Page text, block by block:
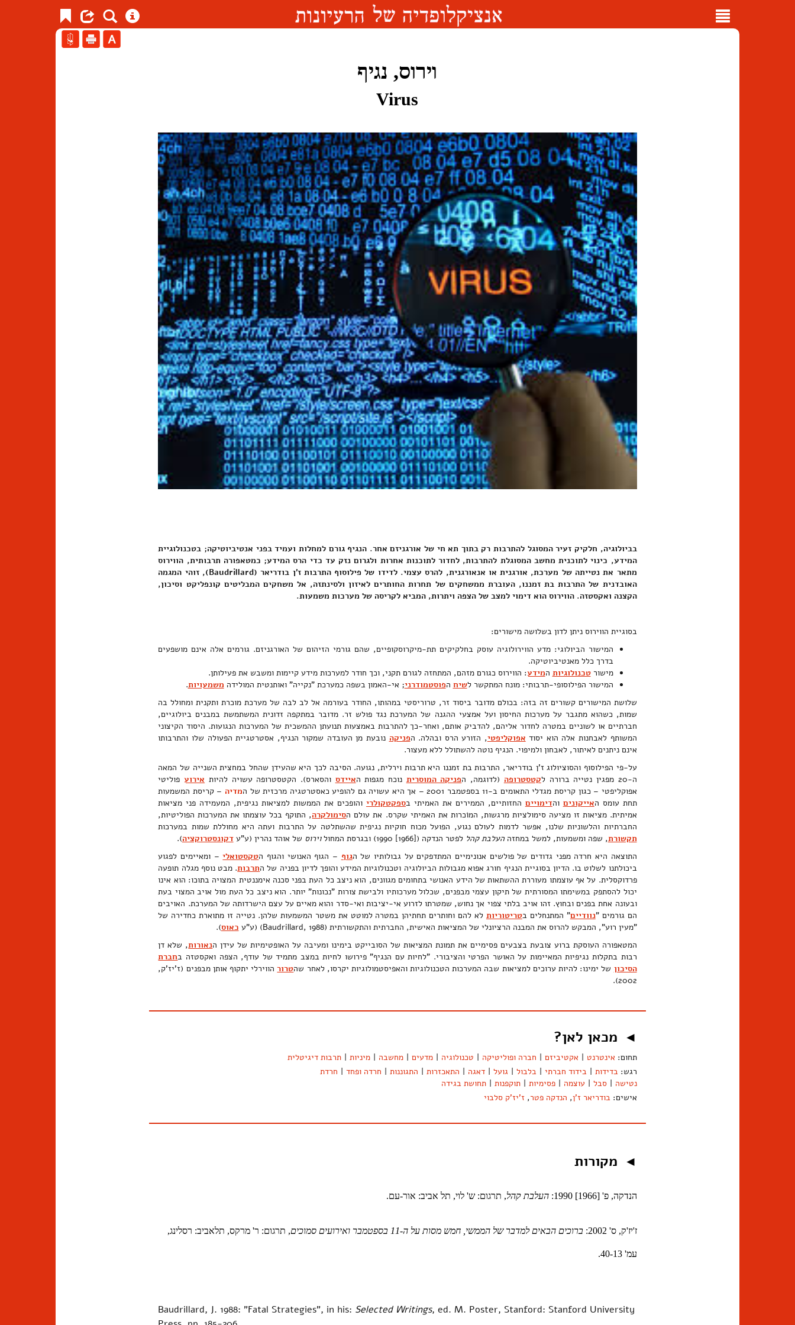
Toggle
וירוס, נגיף
Virus
בביולוגיה, חלקיק זעיר המסוגל להתרבות רק בתוך תא חי של אורגניזם אחר. הנגיף גורם למחלות ועמיד בפני אנטיביוטיקה; בטכנולוגיית
המידע, כינוי לתוכנית מחשב המסוגלת להתרבות, לחדור לתוכנות אחרות ולגרום נזק עד כדי הרס המידע; כמטאפורה תרבותית, הווירוס
מתאר את נטייתה של מערכת, אורגנית או אנאורגנית, להרס עצמי. לדידו של פילוסוף התרבות ז'ן בודריאר (Baudrillard), זוהי המגמה
האובדנית של התרבות בת זמננו, העוברת ממשחקים של תחרות החותרים לאיזון ולסינתזה, אל משחקים המבליטים קונפליקט וסיכון,
הקצנה ואקסטזה. הווירוס הוא דימוי למצב של הצפה ויתרות, המביא לקריסה של מערכות משמעות.
בסוגיית הווירוס ניתן לדון בשלושה מישורים:
המישור הביולוגי: מדע הווירולוגיה עוסק בחלקיקים תת-מיקרוסקופיים, שהם גורמי הזיהום של האורגניזם. גורמים אלה אינם מושפעים
בדרך כלל מאנטיביוטיקה.
מישורטכנולוגיות המידע: הווירוס כגורם מזהם, המתחזה לגורם תקני, וכך חודר למערכות מידע קיימות ומשבש את פעילותן.
המישור הפילוסופי-תרבותי: מונח המתקשר לשיח הפוסטמודרני; אי-האמון בשפה כמערכת "נקייה" ואותנטית המולידה משמעויות.
שלושת המישורים קשורים זה בזה: בכולם מדובר ביסוד זר, טרוריסטי במהותו, החודר בעורמה אל לב לבה של מערכת מוכרת ותקנית ומחולל בה
שמות, כשהוא מתגבר על מערכות החיסון ועל אמצעי ההגנה של המערכת נגד פולש זר. מדובר במתקפה זדונית המשתמשת במבנים ביולוגיים,
חברתיים או לשוניים במטרה לחדור אליהם, להדביק אותם, ואחר-כך להתרבות באמצעות תנועתן ההמשכית של המערכות הנגועות. היסוד הקיצוני
המשותף לאבחנות אלה הוא יסוד אפוקליפטי, הזורע הרס ובהלה. הפניקה נובעת מן העובדה שמקור הנגיף, אסטרטגיית הפעולה שלו והתרבותו
אינם ניתנים לאיתור, לאבחון ולמיפוי. הנגיף נוטה להשתולל ללא מעצור.
על-פי הפילוסוף והסוציולוג ז'ן בודריאר, התרבות בת זמננו היא תרבות וירלית, נגועה. הסיבה לכך היא שהעידן שהחל במחצית השנייה של המאה
ה-20 מפגין נטייה ברורה ל
קטסטרופה (לדוגמה, הפניקה המוסרית נוכח מגפות האיידס והסארס). הקטסטרופה עשויה להיות אירועפוליטי
אפוקליפטי – כגון קריסת מגדלי התאומים ב-11 בספטמבר 2001 – אך היא עשויה גם להופיע כאסטרטגיה מרכזית של ה
מדיה – קריסת המשמעות
תחת עומס האייקונים והדימויים החזותיים, הממירים את האמיתי בספקטקולרי והופכים את הממשות למציאות נגיפית, המעמידה פני מציאות
אמיתית. מציאות זו מציעה סימולציות מרגשות, המוֹכרות את האמיתי שקרס. את עולם הסימולקרה, התוקף בכל עוצמתו את המערכות הפוליטיות,
החברתיות והלשוניות שלנו, אפשר לדמות לעולם נגוע, הפועל מכוח חוקיות נגיפית שהשתלטה על התרבות ועתה היא מחוללת שמות במערכות
תקשורת, שפה ומשמעות, למשל במחזההעלבת קהל לפטר הנדקה ([1966] 1990) ובגרסת המחול וירוס של אוהד נהרין (ע"עדקונסטרוקציה).
התוצאה היא חרדה מפני גדודים של פולשים אנונימיים המתדפקים על גבולותיו של הגוף – הגוף האנושי והגוף הטקסטואלי– ומאיימים לפגוע
ביכולתנו לשלוט בו. הדיון בסוגיית הנגיף חורג אפוא מגבולות הביולוגיה וטכנולוגיות המידע והופך לדיון בפניה של התרבות. מבט נוסף מגלה תופעה
פרדוקסלית. על אף עוצמתו מעוררת ההשתאות של הידע האנושי בתחומים מגוונים, הוא ניצב כל העת בפני סכנה אימננטית המצויה בתוכו: הוא אינו
יכול להסתפק במשימתו המסורתית של תיקון עצמי מבפנים, שכלול מערכותיו ולבישת צורות "נכונות" יותר. הוא ניצב כל העת מול אויב המצוי בעת
ובעונה אחת בפנים ובחוץ. זהו אויב בלתי צפוי אך נחוש, שמטרתו לזרוע אי-יציבות ואי-סדר והוא מאיים על עצם הישרדותה של המערכת. האויבים
הם גורמים "נוודיים" המתנחלים בטריטוריות לא להם וחותרים תחתיהן במטרה למוטט את משטר המשמעות שלהן. נטייה זו מתוארת כחדירה של
"מעין רוע", המבקש להרוס את המבנה הרציונלי של המציאות האישית, החברתית והתקשורתית (Baudrillard, 1988) (ע"ע
כאוס).
המטאפורה העוסקת ברוע צובעת בצבעים פסימיים את תמונת המציאות של הסובייקט בימינו ומעיבה על האופטימיות של עידן הנאורות, שלא דן
רבות בתקלות נגיפיות המאיימות על האושר הפרטי והציבורי. "לחיות עם הנגיף" פירושו לחיות במצב מתמיד של עודף, הצפה ואקסטזה בחברת
הסיכון של ימינו: להיות ערוכים למציאות שבה המערכות הטכנולוגיות והאפיסטמולוגיות יקרסו, לאחר שהטרורהווירלי יתקוף אותן מבפנים (ז'יז'ק,
2002).
◄ מכאן לאן?
תחום: אינטרנט אקטיביזם חברה ופוליטיקה טכנולוגיה מדעים מחשבה מיניות
תרבות דיגיטלית
רגש:בדידות בידוד חברתי בלבול גועל דאגה התאכזרות התגוננות חרדה ופחד
חרדת
נטישה
סבל עוצמה פסימיות תוקפנות
תחושת בגידה
אישים:בודריאר ז'ן, הנדקה פטר,ז'יז'ק סלבוי
◄ מקורות
הנדקה, פ' [1966] 1990: העלבת קהל, תרגום: ש' לוי, תל אביב: אור-עם.
ז'יז'ק, ס' 2002: ברוכים הבאים למדבר של הממשי, חמש מסות על ה-11 בספטמבר ואירועים סמוכים , תרגום: ר' מרקס, תלאביב: רסלינג,
עמ' 40-13.
Baudrillard, J. 1988: "Fatal Strategies", in his: Selected Writings, ed. M. Poster, Stanford: Stanford University